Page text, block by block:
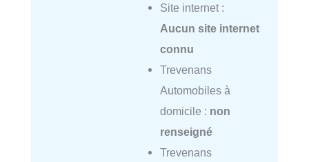
Site internet :
Aucun site internet
connu
Trevenans
Automobiles à
domicile : non
renseigné
Trevenans